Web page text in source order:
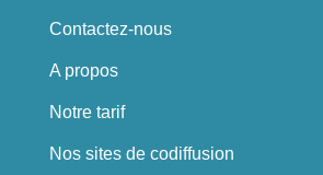
Contactez-nous
A propos
Notre tarif
Nos sites de codiffusion